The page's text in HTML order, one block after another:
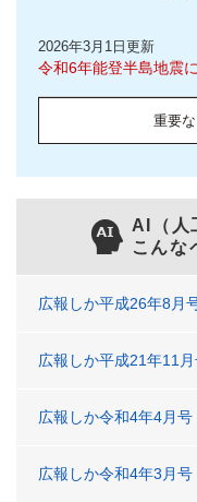
2026年3月1日更新
令和6年能登半島地震
重要
AI（人
こんな
広報しか平成26年8月
広報しか平成21年11
広報しか令和4年4月号
広報しか令和4年3月号